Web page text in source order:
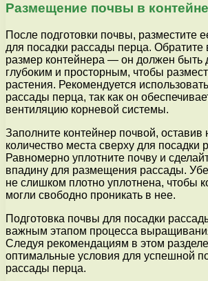
Размещение почвы в
После подготовки почвы, разместите
для посадки рассады перца. Обратите
размер контейнера — он должен быть
глубоким и просторным, чтобы
растения. Рекомендуется
рассады перца, так как он
вентиляцию корневой системы.
Заполните контейнер почвой,
количество места сверху для посадки
Равномерно уплотните почву и
впадину для размещения рассады.
не слишком плотно уплотнена, чтобы
могли свободно проникать в нее.
Подготовка почвы для посадки
важным этапом процесса
Следуя рекомендациям в этом
оптимальные условия для успешной
рассады перца.